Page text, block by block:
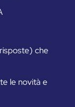
che
le novità e